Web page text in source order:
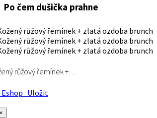
Po čem dušička prahne
růžový řemínek +…
Uložit